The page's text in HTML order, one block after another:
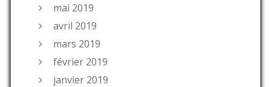
mai 2019
avril 2019
mars 2019
février 2019
janvier 2019